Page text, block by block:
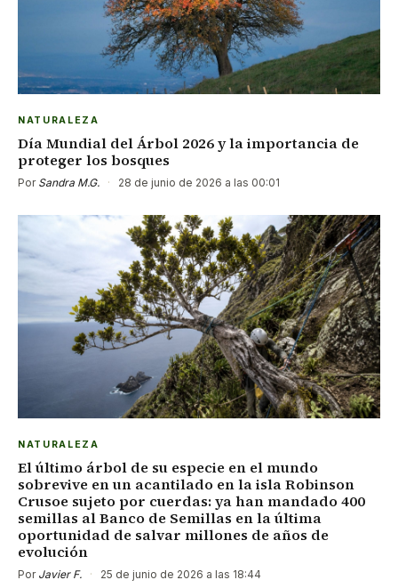
NATURALEZA
Día Mundial del Árbol 2026 y la importancia de
proteger los bosques
Por Sandra M.G. · 28 de junio de 2026 a las 00:01
NATURALEZA
El último árbol de su especie en el mundo
sobrevive en un acantilado en la isla Robinson
Crusoe sujeto por cuerdas: ya han mandado 400
semillas al Banco de Semillas en la última
oportunidad de salvar millones de años de
evolución
Por Javier F. · 25 de junio de 2026 a las 18:44